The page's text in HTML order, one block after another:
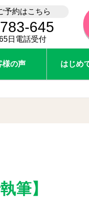
予約はこちら
645
日電話受付
様の声 はじめ
筆】